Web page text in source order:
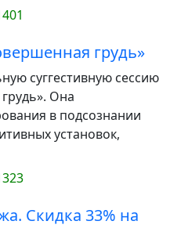
грудь»
суггестивную сессию
Она
в подсознании
установок,
Скидка 33% на